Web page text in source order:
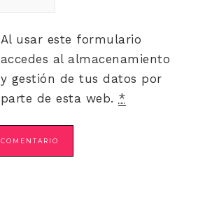
Al usar este formulario
accedes al almacenamiento
y gestión de tus datos por
parte de esta web. *